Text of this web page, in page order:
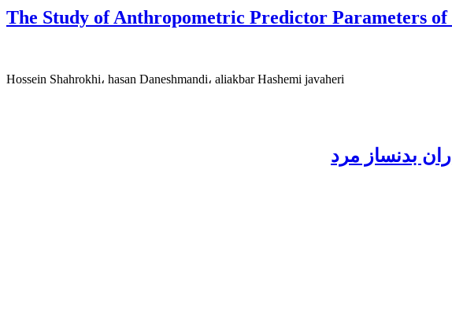
The Study of Anthropometric Predictor Parameters
Hossein Shahrokhi، hasan Daneshmandi، aliakbar Hashemi javaheri